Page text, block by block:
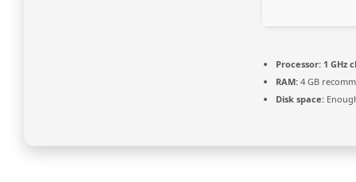
Processor: 1 GHz
RAM: 4 GB
Disk space: